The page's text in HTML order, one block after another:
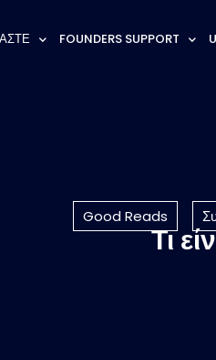
FOUNDERS SUPPORT
Good Reads
Τι